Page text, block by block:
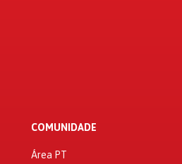
COMUNIDADE
Área PT